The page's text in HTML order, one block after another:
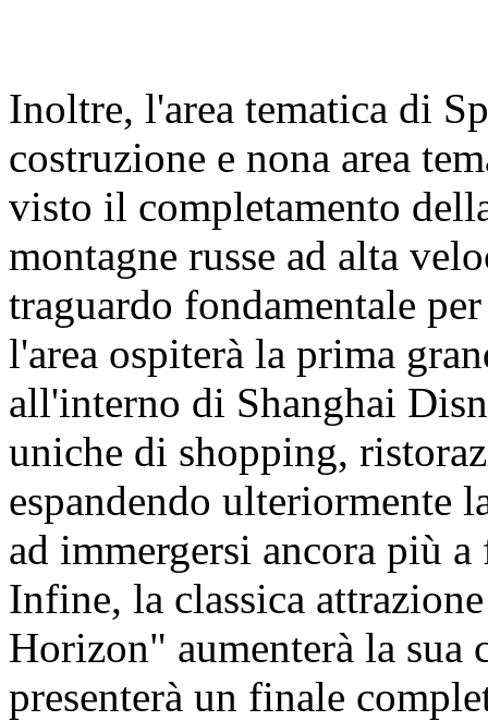
Inoltre, l'area tematica di
costruzione e nona area
visto il completamento
montagne russe ad alta
traguardo fondamentale
l'area ospiterà la prima
all'interno di Shanghai
uniche di shopping,
espandendo ulteriormente
ad immergersi ancora più
Infine, la classica
Horizon" aumenterà la sua
presenterà un finale